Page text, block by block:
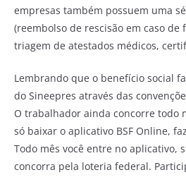
empresas também possuem uma
(reembolso de rescisão em caso de
triagem de atestados médicos,
Lembrando que o benefício social
do Sineepres através das
O trabalhador ainda concorre todo
só baixar o aplicativo BSF Online,
Todo mês você entre no aplicativo,
concorra pela loteria federal.